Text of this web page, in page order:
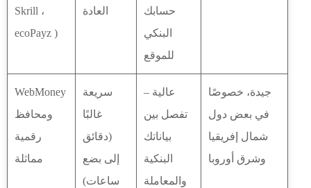
Skrill ،
ecoPayz )
العادة
حسابك
البنكي
للموقع
WebMoney
ومحافظ
رقمية
مماثلة
سريعة
غالبًا
(دقائق
إلى بضع
ساعات)
عالية –
تفصل بين
بياناتك
البنكية
والمعاملة
جيدة، خصوصًا
في بعض دول
شمال إفريقيا
وشرق أوروبا